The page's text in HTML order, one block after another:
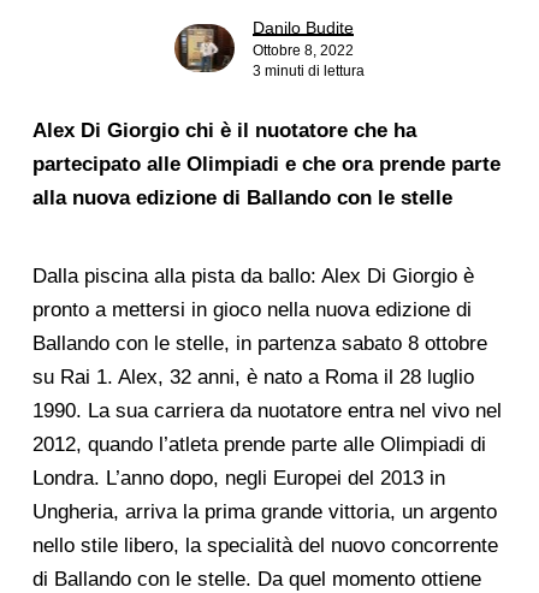
Danilo Budite
Ottobre 8, 2022
3 minuti di lettura
Alex Di Giorgio chi è il nuotatore che ha
partecipato alle Olimpiadi e che ora prende parte
alla nuova edizione di Ballando con le stelle
Dalla piscina alla pista da ballo: Alex Di Giorgio è
pronto a mettersi in gioco nella nuova edizione di
Ballando con le stelle, in partenza sabato 8 ottobre
su Rai 1. Alex, 32 anni, è nato a Roma il 28 luglio
1990. La sua carriera da nuotatore entra nel vivo nel
2012, quando l’atleta prende parte alle Olimpiadi di
Londra. L’anno dopo, negli Europei del 2013 in
Ungheria, arriva la prima grande vittoria, un argento
nello stile libero, la specialità del nuovo concorrente
di Ballando con le stelle. Da quel momento ottiene